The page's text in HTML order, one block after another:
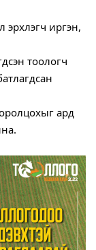
эрхлэгч иргэн,
тоологч
ард